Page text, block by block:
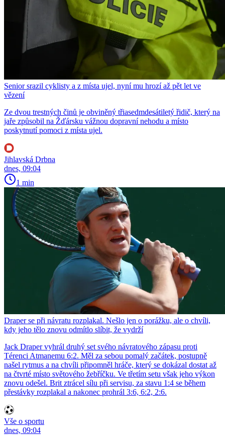
Senior srazil cyklisty a z místa ujel, nyní mu hrozí až pět let ve
vězení
Ze dvou trestných činů je obviněný třiasedmdesátiletý řidič, který na
jaře způsobil na Žďársku vážnou dopravní nehodu a místo
poskytnutí pomoci z místa ujel.
Jihlavská Drbna
dnes, 09:04
1 min
Draper se při návratu rozplakal. Nešlo jen o porážku, ale o chvíli,
kdy jeho tělo znovu odmítlo slíbit, že vydrží
Jack Draper vyhrál druhý set svého návratového zápasu proti
Térenci Atmanemu 6:2. Měl za sebou pomalý začátek, postupně
našel rytmus a na chvíli připomněl hráče, který se dokázal dostat až
na čtvrté místo světového žebříčku. Ve třetím setu však jeho výkon
znovu odešel. Brit ztrácel sílu při servisu, za stavu 1:4 se během
přestávky rozplakal a nakonec prohrál 3:6, 6:2, 2:6.
Vše o sportu
dnes, 09:04